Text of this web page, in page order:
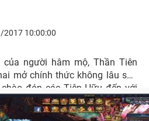
10:00:00
người hâm mộ, Thần Tiên
mở chính thức không lâu sau
đón các Tiên Hữu đến với
cùng nhau xây dựng gia tộc